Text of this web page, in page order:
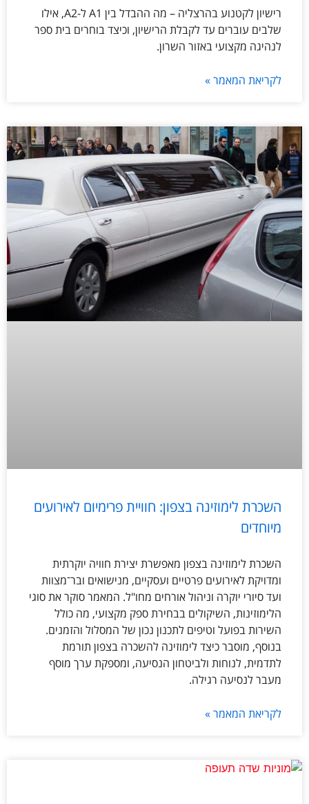
רישיון לקטנוע בהרצליה – מה ההבדל בין A1 ל-A2, אילו
שלבים עוברים עד לקבלת הרישיון, וכיצד בוחרים בית ספר
לנהיגה מקצועי באזור השרון.
לקריאת המאמר »
השכרת לימוזינה בצפון: חוויית פרימיום לאירועים
מיוחדים
השכרת לימוזינה בצפון מאפשרת יצירת חוויה יוקרתית
ומדויקת לאירועים פרטיים ועסקיים, מנישואים ובר־מצוות
ועד סיורי יוקרה וניהול אורחים מחו"ל. המאמר סוקר את סוגי
הלימוזינות, השיקולים בבחירת ספק מקצועי, מה כולל
השירות בפועל וטיפים לתכנון נכון של המסלול והזמנים.
בנוסף, מוסבר כיצד לימוזינה להשכרה בצפון תורמת
לתדמית, לנוחות ולביטחון הנסיעה, ומספקת ערך מוסף
מעבר לנסיעה רגילה.
לקריאת המאמר »